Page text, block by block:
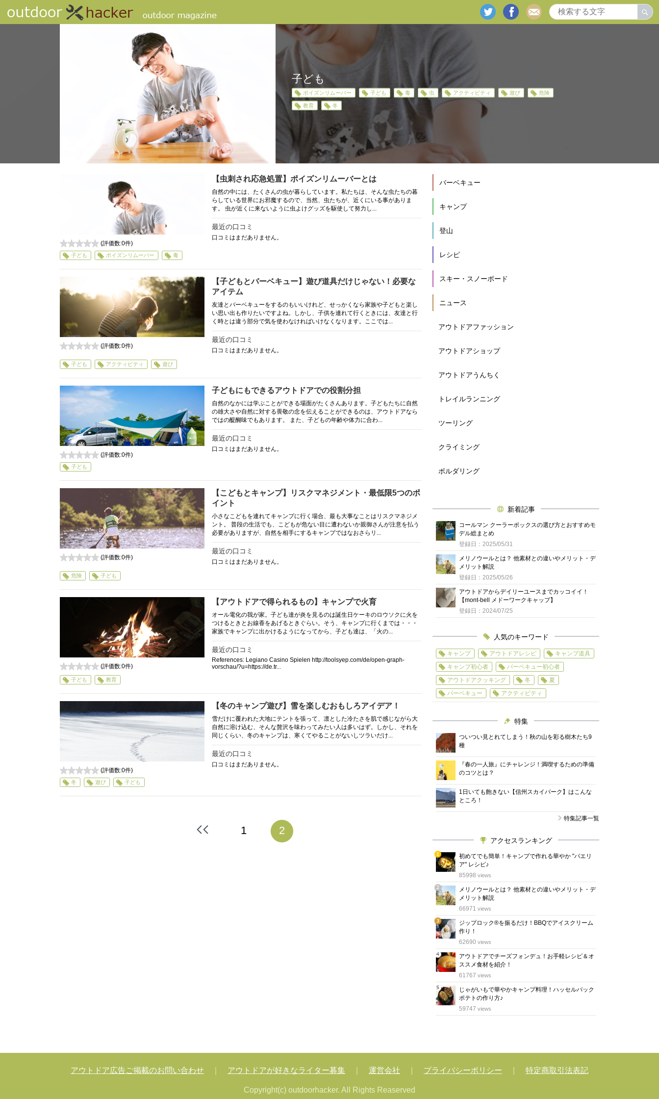
子ども
ポイズンリムーバー 子ども 毒 虫 アクティビティ 遊び 危険
教育 冬
【虫刺され応急処置】ポイズンリムーバーとは
自然の中には、たくさんの虫が暮らしています。私たちは、そんな虫たちの暮
らしている世界にお邪魔するので、当然、虫たちが、近くにいる事がありま
す。 虫が近くに来ないように虫よけグッズを駆使して努力し...
最近の口コミ
口コミはまだありません。
0
(評価数:0件)
子ども ポイズンリムーバー 毒
【子どもとバーベキュー】遊び道具だけじゃない！必要な
アイテム
友達とバーベキューをするのもいいけれど、せっかくなら家族や子どもと楽し
い思い出も作りたいですよね。しかし、子供を連れて行くときには、友達と行
く時とは違う部分で気を使わなければいけなくなります。ここでは...
最近の口コミ
口コミはまだありません。
(評価数:0件)
子ども アクティビティ 遊び
子どもにもできるアウトドアでの役割分担
自然のなかには学ぶことができる場面がたくさんあります。子どもたちに自然
の雄大さや自然に対する畏敬の念を伝えることができるのは、アウトドアなら
ではの醍醐味でもあります。 また、子どもの年齢や体力に合わ...
最近の口コミ
口コミはまだありません。
0
(評価数:0件)
子ども
【こどもとキャンプ】リスクマネジメント・最低限5つのポ
イント
小さなこどもを連れてキャンプに行く場合、最も大事なことはリスクマネジメ
ント。 普段の生活でも、こどもが危ない目に遭わないか親御さんが注意を払う
必要がありますが、自然を相手にするキャンプではなおさらリ...
最近の口コミ
口コミはまだありません。
(評価数:0件)
危険 子ども
【アウトドアで得られるもの】キャンプで火育
オール電化の我が家。子ども達が炎を見るのは誕生日ケーキのロウソクに火を
つけるときとお線香をあげるときぐらい。そう、キャンプに行くまでは・・・
家族でキャンプに出かけるようになってから、子ども達は、「火の...
最近の口コミ
References: Legiano Casino Spielen http://toolsyep.com/de/open-graph-
vorschau/?u=https://de.tr...
0
(評価数:0件)
子ども 教育
【冬のキャンプ遊び】雪を楽しむおもしろアイデア！
雪だけに覆われた大地にテントを張って、凛とした冷たさを肌で感じながら大
自然に溶け込む、そんな贅沢を味わってみたい人は多いはず。しかし、それを
同じくらい、冬のキャンプは、寒くてやることがないしツラいだけ...
最近の口コミ
口コミはまだありません。
0
(評価数:0件)
冬 遊び 子ども
1 2
バーベキュー
キャンプ
登山
レシピ
スキー・スノーボード
ニュース
アウトドアファッション
アウトドアショップ
アウトドアうんちく
トレイルランニング
ツーリング
クライミング
ボルダリング
新着記事
コールマン クーラーボックスの選び方とおすすめモ
デル総まとめ
登録日：2025/05/31
メリノウールとは？ 他素材との違いやメリット・デ
メリット解説
登録日：2025/05/26
アウトドアからデイリーユースまでカッコイイ！
【mont-bell メドーワークキャップ】
登録日：2024/07/25
人気のキーワード
キャンプ アウトドアレシピ
キャンプ道具
キャンプ初心者
バーベキュー初心者
アウトドアクッキング
冬
夏
バーベキュー
アクティビティ
特集
ついつい見とれてしまう！秋の山を彩る樹木たち9
種
『春の一人旅』にチャレンジ！満喫するための準備
のコツとは？
1日いても飽きない【信州スカイパーク】はこんな
ところ！
特集記事一覧
アクセスランキング
1
位
初めてでも簡単！キャンプで作れる華やか "パエリ
ア" レシピ♪
85998 views
2
位
メリノウールとは？ 他素材との違いやメリット・デ
メリット解説
66971 views
3
位
ジップロック®を振るだけ！BBQでアイスクリーム
作り！
62690 views
4
位
アウトドアでチーズフォンデュ！お手軽レシピ＆オ
ススメ食材を紹介！
61767 views
5
位
じゃがいもで華やかキャンプ料理！ハッセルバック
ポテトの作り方♪
59747 views
アウトドア広告ご掲載のお問い合わせ アウトドアが好きなライター募集 運営会社 プライバシーポリシー 特定商取引法表記
Copyright(c) outdoorhacker. All Rights Reaserved